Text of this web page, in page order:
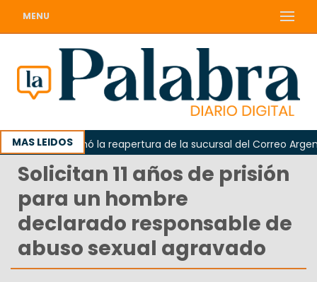
MENU
MAS LEIDOS
reclamó la reapertura de la sucursal del Correo Argentino
Solicitan 11 años de prisión
para un hombre
declarado responsable de
abuso sexual agravado